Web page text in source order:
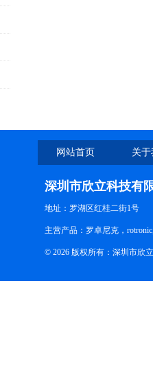
网站首页 关
深圳市欣立科技有
地址：罗湖区红桂二街1号
主营产品：罗卓尼克，
© 2026 版权所有：深圳市欣